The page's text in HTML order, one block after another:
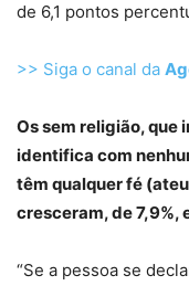
de 6,1 pontos
>> Siga o canal da
Os sem religião, que
identifica com
têm qualquer fé
cresceram, de 7,9%,
“Se a pessoa se